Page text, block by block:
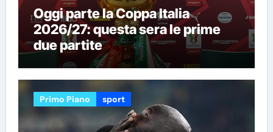
Oggi parte la Coppa Italia
2026/27: questa sera le prime
due partite
Primo Piano sport